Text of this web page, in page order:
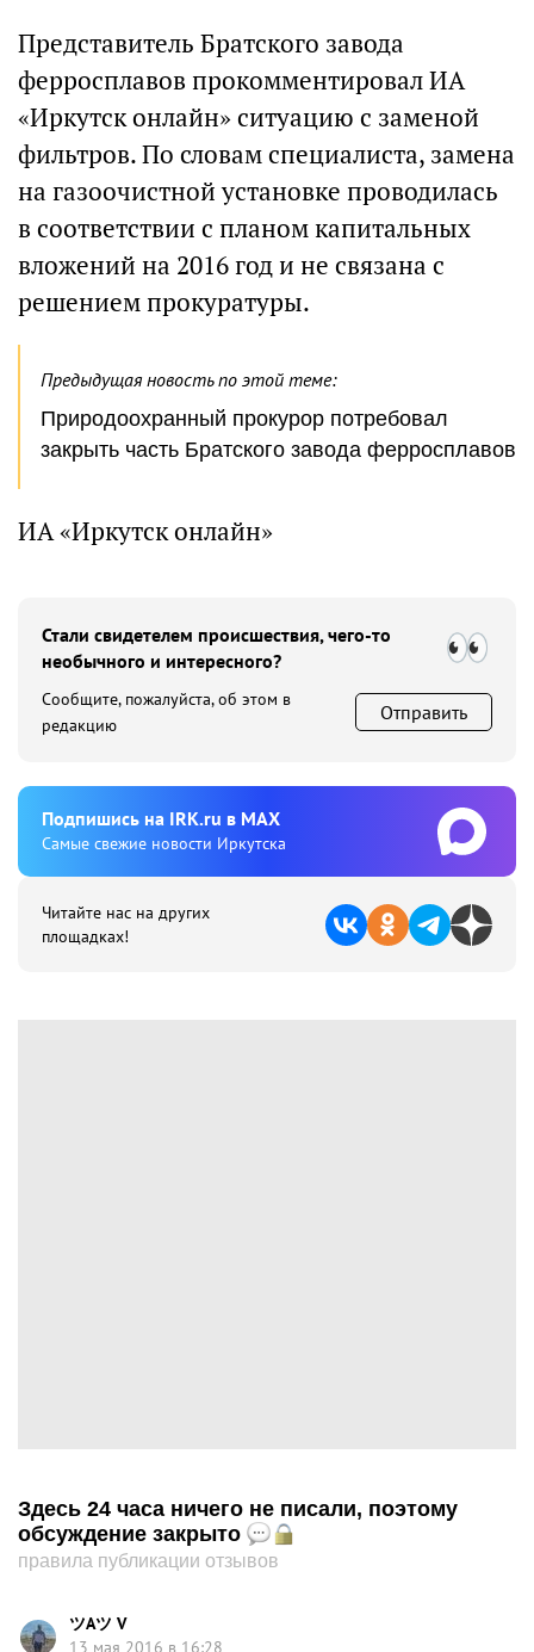
Представитель Братского завода
ферросплавов прокомментировал ИА
«Иркутск онлайн» ситуацию с заменой
фильтров. По словам специалиста, замена
на газоочистной установке проводилась
в соответствии с планом капитальных
вложений на 2016 год и не связана с
решением прокуратуры.
Предыдущая новость по этой теме:
Природоохранный прокурор потребовал
закрыть часть Братского завода ферросплавов
ИА «Иркутск онлайн»
Стали свидетелем происшествия, чего-то
необычного и интересного?
Сообщите, пожалуйста, об этом в
редакцию
Отправить
Подпишиcь на IRK.ru в MAX
Cамые свежие новости Иркутска
Читайте нас на других
площадках!
Здесь 24 часа ничего не писали, поэтому
обсуждение закрыто
правила публикации отзывов
ツАツ V
13 мая 2016 в 16:28